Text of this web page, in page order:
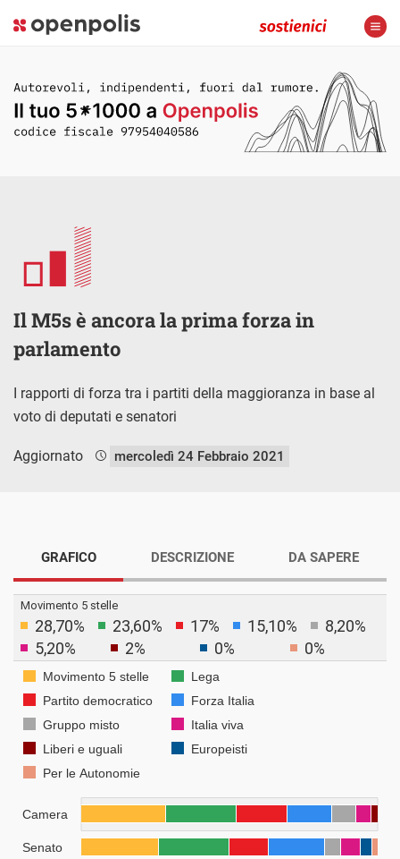
Il M5s è ancora la prima forza in
parlamento
I rapporti di forza tra i partiti della maggioranza in base al
voto di deputati e senatori
Aggiornato mercoledì 24 Febbraio 2021
GRAFICO DESCRIZIONE DA SAPERE